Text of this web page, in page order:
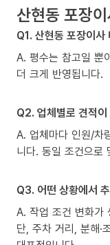
산현동 포장
Q1. 산현동 포장이
A. 평수는 참고일 뿐
더 크게 반영됩니다.
Q2. 업체별로 견적
A. 업체마다 인원/차
니다. 동일 조건으로
Q3. 어떤 상황에서
A. 작업 조건 변화가
단, 주차 거리, 분해·